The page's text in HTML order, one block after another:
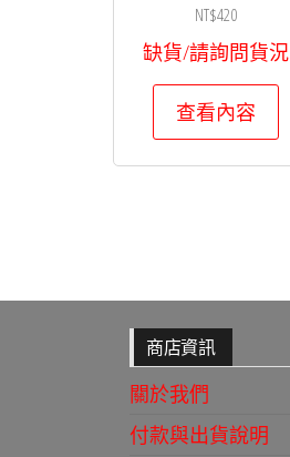
NT$420
缺貨/請詢問貨況
查看內容
商店資訊
關於我們
付款與出貨說明